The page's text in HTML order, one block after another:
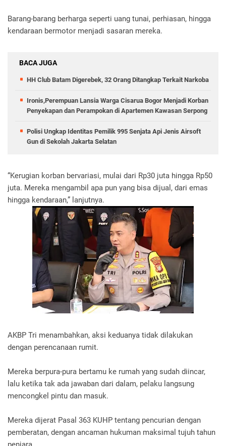
Barang-barang berharga seperti uang tunai, perhiasan, hingga
kendaraan bermotor menjadi sasaran mereka.
BACA JUGA
HH Club Batam Digerebek, 32 Orang Ditangkap Terkait Narkoba
Ironis,Perempuan Lansia Warga Cisarua Bogor Menjadi Korban
Penyekapan dan Perampokan di Apartemen Kawasan Serpong
Polisi Ungkap Identitas Pemilik 995 Senjata Api Jenis Airsoft
Gun di Sekolah Jakarta Selatan
“Kerugian korban bervariasi, mulai dari Rp30 juta hingga Rp50
juta. Mereka mengambil apa pun yang bisa dijual, dari emas
hingga kendaraan,” lanjutnya.
AKBP Tri menambahkan, aksi keduanya tidak dilakukan
dengan perencanaan rumit.
Mereka berpura-pura bertamu ke rumah yang sudah diincar,
lalu ketika tak ada jawaban dari dalam, pelaku langsung
mencongkel pintu dan masuk.
Mereka dijerat Pasal 363 KUHP tentang pencurian dengan
pemberatan, dengan ancaman hukuman maksimal tujuh tahun